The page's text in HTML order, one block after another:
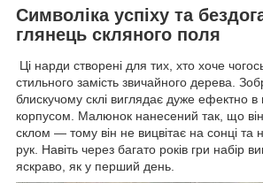
Символіка успіху та
глянець скляного поля
Ці нарди створені для тих, хто хоче
стильного замість звичайного дерева.
блискучому склі виглядає дуже ефектно
корпусом. Малюнок нанесений так, що він
склом — тому він не вицвітає на сонці та
рук. Навіть через багато років гри набір
яскраво, як у перший день.